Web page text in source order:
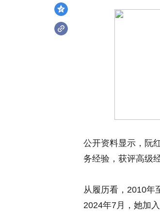
公开资料显示，阮
务经验，获评高级
从履历看，2010年
2024年7月，她加